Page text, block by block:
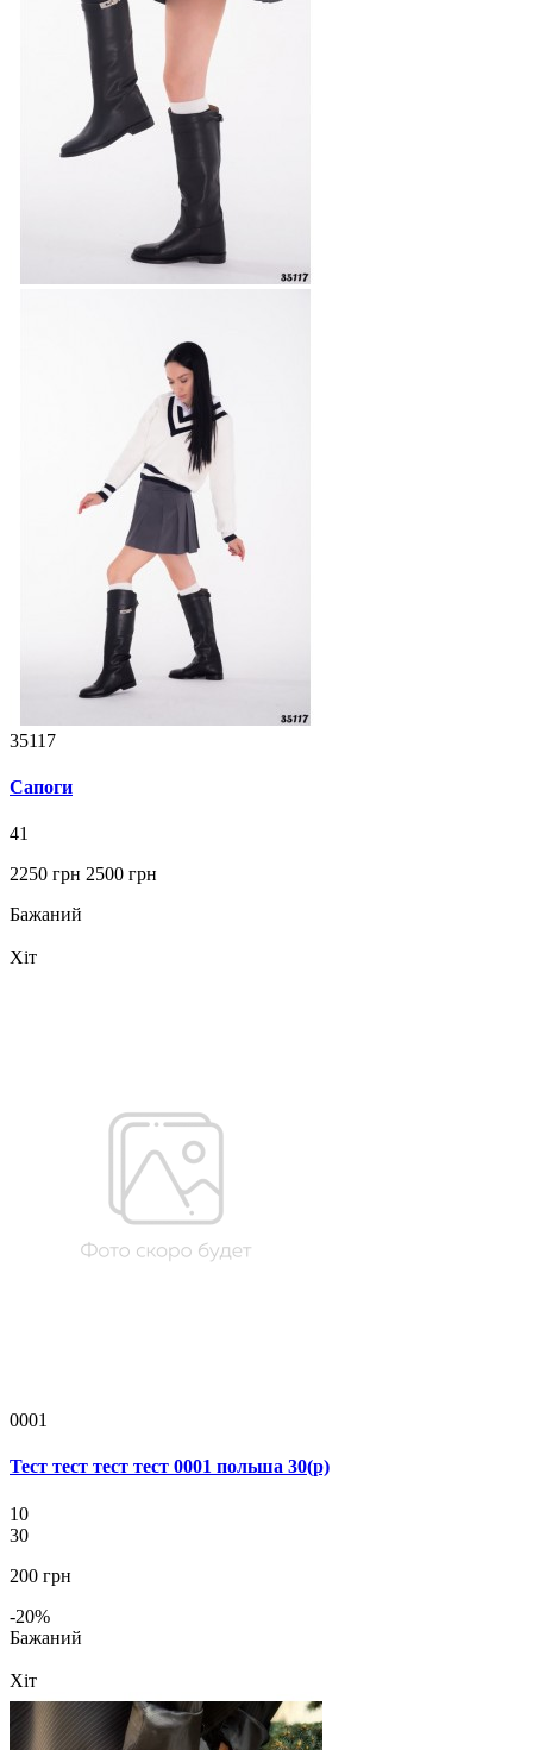
35117
Сапоги
41
2250 грн 2500 грн
Бажаний
Хіт
0001
Тест тест тест тест 0001 польша 30(р)
10
30
200 грн
-20%
Бажаний
Хіт